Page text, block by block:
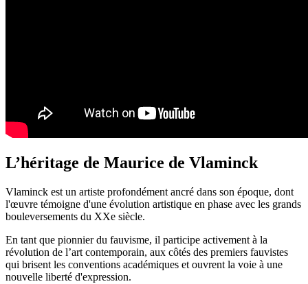
L’héritage de Maurice de Vlaminck
Vlaminck est un artiste profondément ancré dans son époque, dont
l'œuvre témoigne d'une évolution artistique en phase avec les grands
bouleversements du XXe siècle.
En tant que pionnier du fauvisme, il participe activement à la
révolution de l’art contemporain, aux côtés des premiers fauvistes
qui brisent les conventions académiques et ouvrent la voie à une
nouvelle liberté d'expression.